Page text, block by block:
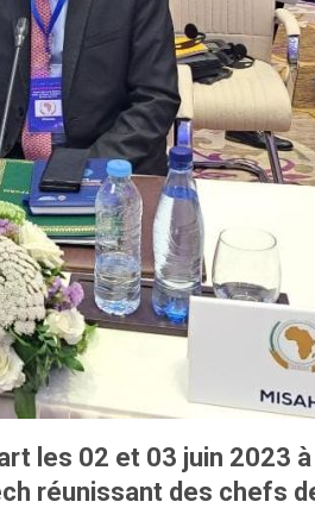
les 02 et 03 juin 2023
réunissant des chefs